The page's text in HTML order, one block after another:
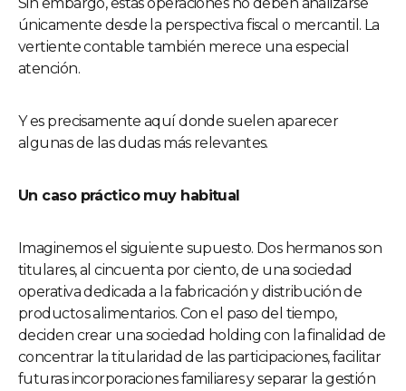
únicamente desde la perspectiva fiscal o mercantil. La
vertiente contable también merece una especial
atención.
Y es precisamente aquí donde suelen aparecer
algunas de las dudas más relevantes.
Un caso práctico muy habitual
Imaginemos el siguiente supuesto. Dos hermanos son
titulares, al cincuenta por ciento, de una sociedad
operativa dedicada a la fabricación y distribución de
productos alimentarios. Con el paso del tiempo,
deciden crear una sociedad holding con la finalidad de
concentrar la titularidad de las participaciones, facilitar
futuras incorporaciones familiares y separar la gestión